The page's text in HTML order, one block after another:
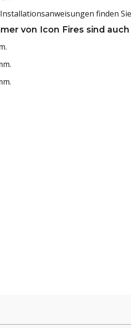
finden
von Icon Fires sind